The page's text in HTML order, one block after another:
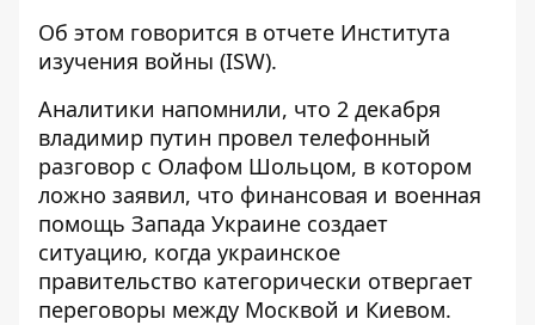
Об этом говорится в отчете Института
изучения войны (ISW).
Аналитики напомнили, что 2 декабря
владимир путин провел телефонный
разговор с Олафом Шольцом, в котором
ложно заявил, что финансовая и военная
помощь Запада Украине создает
ситуацию, когда украинское
правительство категорически отвергает
переговоры между Москвой и Киевом.